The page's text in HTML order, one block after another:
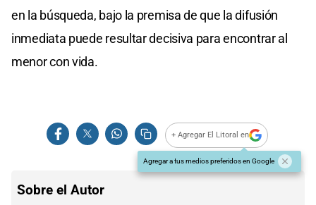
en la búsqueda, bajo la premisa de que la difusión
inmediata puede resultar decisiva para encontrar al
menor con vida.
+ Agregar El Litoral en
Agregar a tus medios preferidos en Google
Sobre el Autor